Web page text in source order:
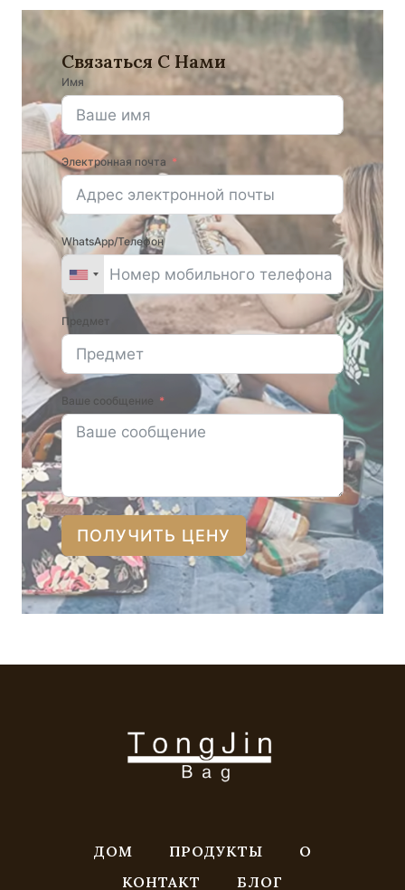
Связаться С Нами
Имя
Электронная почта
WhatsApp/Телефон
Предмет
Ваше сообщение
ПОЛУЧИТЬ ЦЕНУ
ДОМ ПРОДУКТЫ
О
КОНТАКТ
БЛОГ